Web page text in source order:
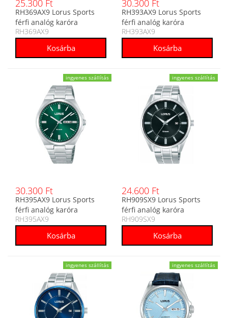
25.300 Ft
RH369AX9 Lorus Sports
férfi analóg karóra
RH369AX9
30.300 Ft
RH393AX9 Lorus Sports
férfi analóg karóra
RH393AX9
ingyenes szállítás
30.300 Ft
RH395AX9 Lorus Sports
férfi analóg karóra
RH395AX9
ingyenes szállítás
24.600 Ft
RH909SX9 Lorus Sports
férfi analóg karóra
RH909SX9
ingyenes szállítás ingyenes szállítás